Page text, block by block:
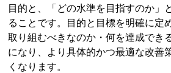
目的と、「どの水準を目指すのか」
ることです。目的と目標を明確に定
取り組むべきなのか・何を達成でき
になり、より具体的かつ最適な改善
くなります。